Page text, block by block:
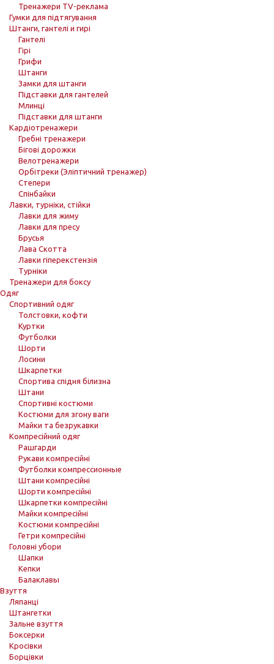
Тренажери TV-реклама
Гумки для підтягування
Штанги, гантелі и гирі
Гантелі
Гірі
Грифи
Штанги
Замки для штанги
Підставки для гантелей
Млинці
Підставки для штанги
Кардіотренажери
Гребні тренажери
Бігові дорожки
Велотренажери
Орбітреки (Эліптичний тренажер)
Степери
Спінбайки
Лавки, турніки, стійки
Лавки для жиму
Лавки для пресу
Брусья
Лава Скотта
Лавки гіперекстензія
Турніки
Тренажери для боксу
Одяг
Спортивний одяг
Толстовки, кофти
Куртки
Футболки
Шорти
Лосини
Шкарпетки
Спортива спідня білизна
Штани
Спортивні костюми
Костюми для згону ваги
Майки та безрукавки
Компресійний одяг
Рашгарди
Рукави компресійні
Футболки компрессионные
Штани компресійні
Шорти компресійні
Шкарпетки компресійні
Майки компресійні
Костюми компресійні
Гетри компресійні
Головні убори
Шапки
Кепки
Балаклавы
Взуття
Ляпанці
Штангетки
Зальне взуття
Боксерки
Кросівки
Борцівки